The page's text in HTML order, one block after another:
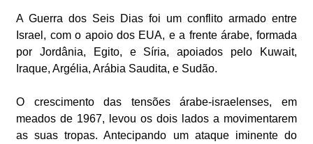
A Guerra dos Seis Dias foi um conflito armado entre
Israel, com o apoio dos EUA, e a frente árabe, formada
por Jordânia, Egito, e Síria, apoiados pelo Kuwait,
Iraque, Argélia, Arábia Saudita, e Sudão.
O crescimento das tensões árabe-israelenses, em
meados de 1967, levou os dois lados a movimentarem
as suas tropas. Antecipando um ataque iminente do